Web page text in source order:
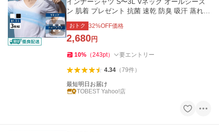
ン 肌着 プレゼント 抗菌 速乾 防臭 吸汗 蒸れに
くい
おトク 32%OFF価格
2,680円
10% （243pt） 要エントリー
4.34（79件）
最短明日お届け
TOBEST Yahoo!店